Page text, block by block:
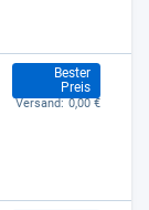
Bester
Preis
39,95 €
Versand: 0,00 €